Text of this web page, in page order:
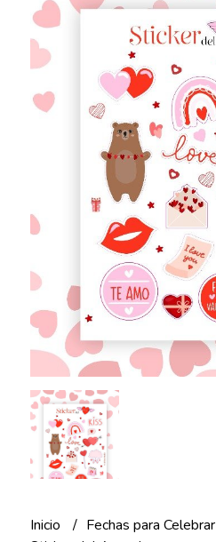
Inicio Fechas para Celebrar